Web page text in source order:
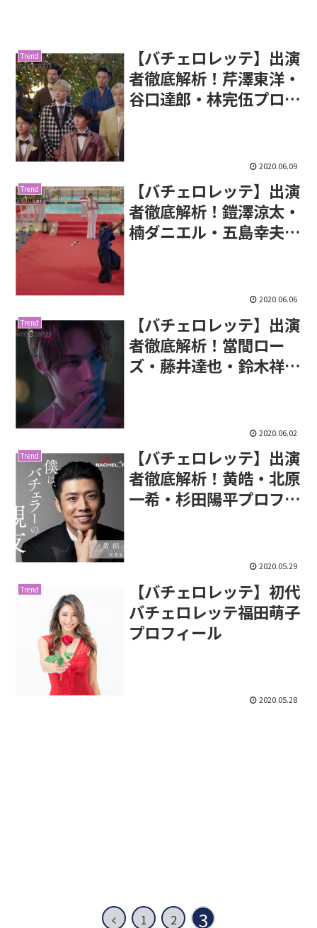
Trend
【バチェロレッテ】出演
者徹底解析！芹澤東洋・
谷口達郎・林完伍プロフ
2020.06.09
Trend
【バチェロレッテ】出演
者徹底解析！鎧澤涼太・
楠ダニエル・五島幸夫プ
2020.06.06
Trend
【バチェロレッテ】出演
者徹底解析！當間ロー
ズ・藤井達也・鈴木祥友
2020.06.02
Trend
【バチェロレッテ】出演
者徹底解析！黄皓・北原
一希・杉田陽平プロフィ
2020.05.29
Trend
【バチェロレッテ】初代
バチェロレッテ福田萌子
プロフィール
2020.05.28
前 1 2 3